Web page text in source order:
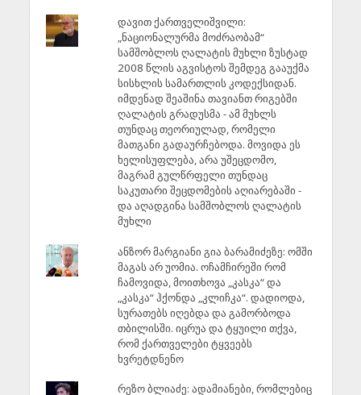
დავით ქართველიშვილი:
„ნაციონალურმა მოძრაობამ“
სამშობლოს ღალატის მუხლი ზუსტად
2008 წლის აგვისტოს შემდეგ გააუქმა
სისხლის სამართლის კოდექსიდან.
იმდენად შეაშინა თავიანთ რიგებში
ღალატის გრადუსმა - ამ მუხლს
თუნდაც თეორიულად, რომელი
მათგანი გადაურჩებოდა. მოვიდა ეს
ხელისუფლება, არა უშეცდომო,
მაგრამ გულწრფელი თუნდაც
საკუთარი შეცდომების აღიარებაში -
და აღადგინა სამშობლოს ღალატის
მუხლი
ანზორ მარგიანი გია ბარამიძეზე: ომში
მაგას არ უომია. ოჩამჩირეში რომ
ჩამოვიდა, მოითხოვა „კასკა“ და
„კასკა“ ჰქონდა „კლიჩკა“. დადიოდა,
სურათებს იღებდა და გამორბოდა
თბილისში. იცრუა და ტყუილი თქვა,
რომ ქართველები ტყვეებს
ხვრეტდნენო
რეზო ბლიაძე: ადამიანები, რომლებიც